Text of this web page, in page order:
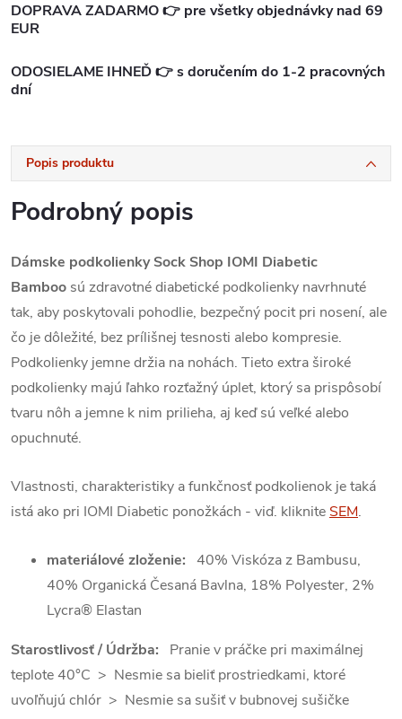
DOPRAVA ZADARMO 👉 pre všetky objednávky nad 69
EUR
ODOSIELAME IHNEĎ 👉 s doručením do 1-2 pracovných
dní
Popis produktu
Podrobný popis
Dámske podkolienky Sock Shop IOMI Diabetic
Bamboo sú zdravotné diabetické podkolienky navrhnuté
tak, aby poskytovali pohodlie, bezpečný pocit pri nosení, ale
čo je dôležité, bez prílišnej tesnosti alebo kompresie.
Podkolienky jemne držia na nohách. Tieto extra široké
podkolienky majú ľahko rozťažný úplet, ktorý sa prispôsobí
tvaru nôh a jemne k nim prilieha, aj keď sú veľké alebo
opuchnuté.
Vlastnosti, charakteristiky a funkčnosť podkolienok je taká
istá ako pri IOMI Diabetic ponožkách - viď. kliknite SEM.
materiálové zloženie: 40% Viskóza z Bambusu,
40% Organická Česaná Bavlna, 18% Polyester, 2%
Lycra® Elastan
Starostlivosť / Údržba: Pranie v práčke pri maximálnej
teplote 40°C > Nesmie sa bieliť prostriedkami, ktoré
uvoľňujú chlór > Nesmie sa sušiť v bubnovej sušičke